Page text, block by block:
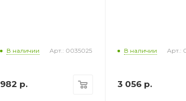
В наличии Арт.: 0035025
982 р.
В наличии Арт.:
3 056р.